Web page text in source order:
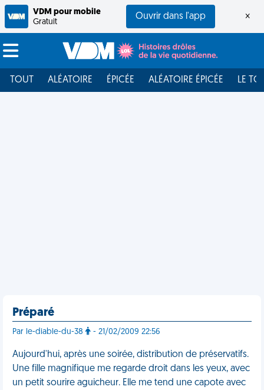
VDM pour mobile
Gratuit
Ouvrir dans l'app ×
TOUT ALÉATOIRE ÉPICÉE ALÉATOIRE ÉPICÉE LE
Préparé
Par le-diable-du-38 - 21/02/2009 22:56
Aujourd'hui, après une soirée, distribution de préservatifs.
Une fille magnifique me regarde droit dans les yeux, avec
un petit sourire aguicheur. Elle me tend une capote avec